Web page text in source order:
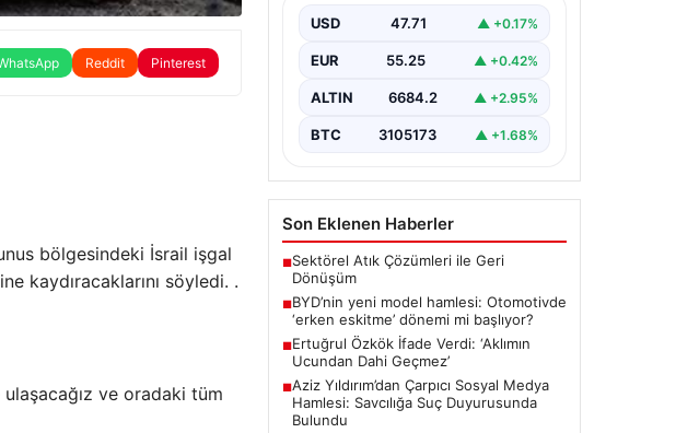
Reddit Pinterest
bölgesindeki İsrail işgal
kaydıracaklarını söyledi. .
ulaşacağız ve oradaki tüm
mi başlıyor?
USD 47.71 ▲ +0.17%
EUR 55.25 ▲ +0.42%
ALTIN 6684.2 ▲ +2.95%
BTC 3105173 ▲ +1.68%
Son Eklenen Haberler
■Sektörel Atık Çözümleri ile Geri
Dönüşüm
■BYD’nin yeni model hamlesi: Otomotivde
‘erken eskitme’ dönemi mi başlıyor?
■Ertuğrul Özkök İfade Verdi: ‘Aklımın
Ucundan Dahi Geçmez’
■Aziz Yıldırım’dan Çarpıcı Sosyal Medya
Hamlesi: Savcılığa Suç Duyurusunda
Bulundu